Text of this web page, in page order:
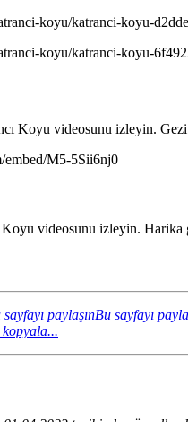
koyu/katranci-koyu-
koyu/katranci-koyu-
Koyu videosunu izleyin. Gezi
embed/M5-5Sii6nj0
videosunu izleyin. Harika
paylaşınBu sayfayı